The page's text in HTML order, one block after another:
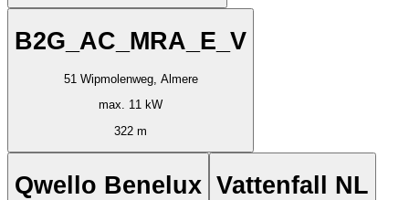
B2G_AC_MRA_E_V
51 Wipmolenweg, Almere
max. 11 kW
322 m
Qwello Benelux Vattenfall NL